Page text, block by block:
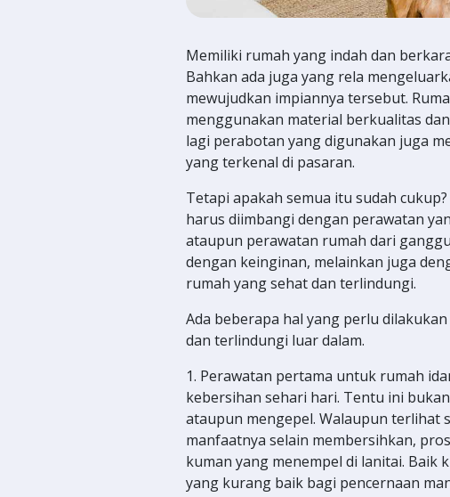
Memiliki rumah yang indah dan
Bahkan ada juga yang rela
mewujudkan impiannya tersebut.
menggunakan material berkualitas
lagi perabotan yang digunakan juga
yang terkenal di pasaran.
Tetapi apakah semua itu sudah
harus diimbangi dengan perawatan
ataupun perawatan rumah dari
dengan keinginan, melainkan juga
rumah yang sehat dan terlindungi.
Ada beberapa hal yang perlu
dan terlindungi luar dalam.
1. Perawatan pertama untuk rumah
kebersihan sehari hari. Tentu ini
ataupun mengepel. Walaupun terlihat
manfaatnya selain membersihkan,
kuman yang menempel di lanitai.
yang kurang baik bagi pencernaan